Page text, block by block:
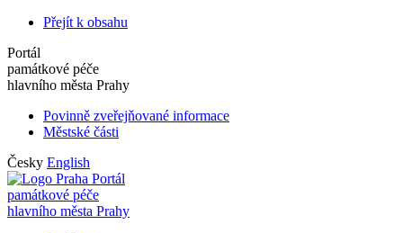
Přejít k obsahu
Portál
památkové péče
hlavního města Prahy
Povinně zveřejňované informace
Městské části
Česky English
Portál
památkové péče
hlavního města Prahy